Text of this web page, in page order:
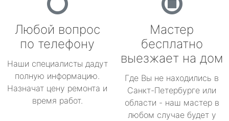
Любой вопрос
по телефону
Наши специалисты дадут
полную информацию.
Назначат цену ремонта и
время работ.
Мастер
бесплатно
выезжает на дом
Где Вы не находились в
Санкт-Петербурге или
области - наш мастер в
любом случае будет у